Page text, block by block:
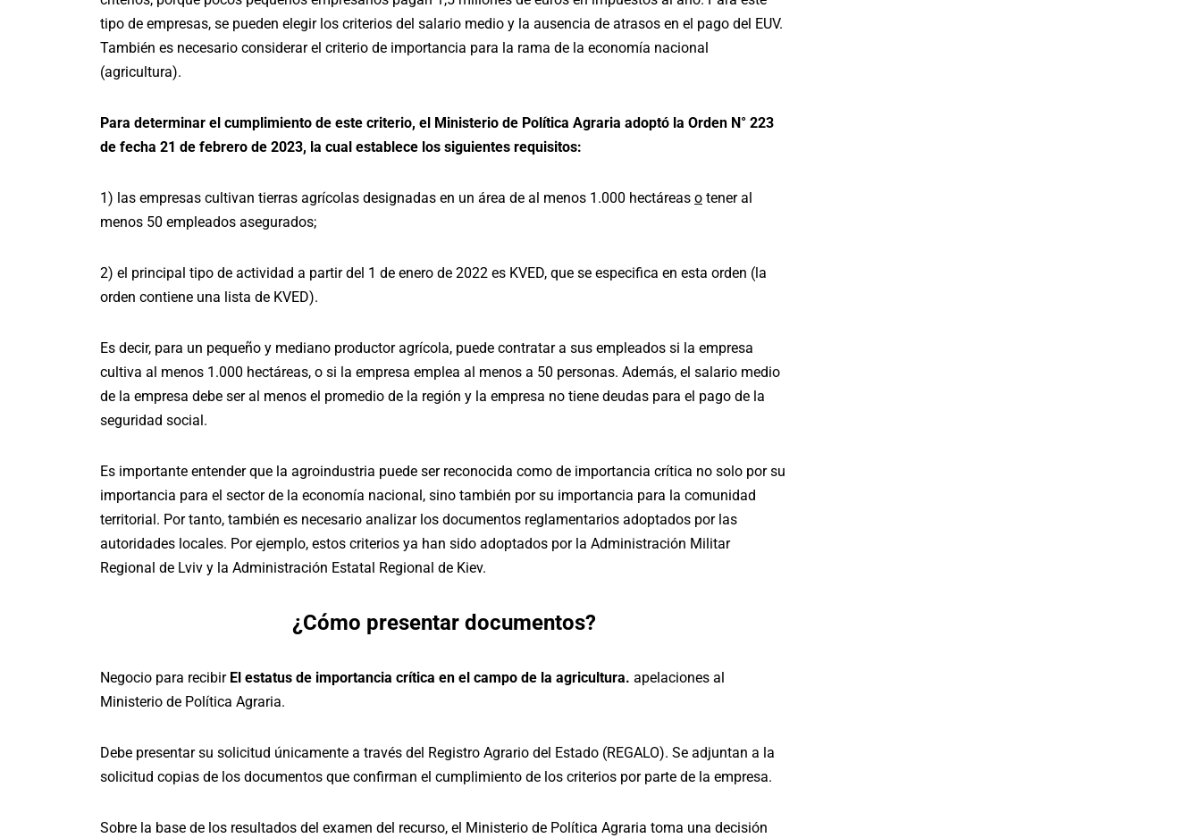
tipo de empresas, se pueden elegir los criterios del salario medio y la ausencia de atrasos en el pago del EUV.
También es necesario considerar el criterio de importancia para la rama de la economía nacional
(agricultura).
Para determinar el cumplimiento de este criterio, el Ministerio de Política Agraria adoptó la Orden N° 223
de fecha 21 de febrero de 2023, la cual establece los siguientes requisitos:
1) las empresas cultivan tierras agrícolas designadas en un área de al menos 1.000 hectáreas o tener al
menos 50 empleados asegurados;
2) el principal tipo de actividad a partir del 1 de enero de 2022 es KVED, que se especifica en esta orden (la
orden contiene una lista de KVED).
Es decir, para un pequeño y mediano productor agrícola, puede contratar a sus empleados si la empresa
cultiva al menos 1.000 hectáreas, o si la empresa emplea al menos a 50 personas. Además, el salario medio
de la empresa debe ser al menos el promedio de la región y la empresa no tiene deudas para el pago de la
seguridad social.
Es importante entender que la agroindustria puede ser reconocida como de importancia crítica no solo por su
importancia para el sector de la economía nacional, sino también por su importancia para la comunidad
territorial. Por tanto, también es necesario analizar los documentos reglamentarios adoptados por las
autoridades locales. Por ejemplo, estos criterios ya han sido adoptados por la Administración Militar
Regional de Lviv y la Administración Estatal Regional de Kiev.
¿Cómo presentar documentos?
Negocio para recibir El estatus de importancia crítica en el campo de la agricultura. apelaciones al
Ministerio de Política Agraria.
Debe presentar su solicitud únicamente a través del Registro Agrario del Estado (REGALO). Se adjuntan a la
solicitud copias de los documentos que confirman el cumplimiento de los criterios por parte de la empresa.
Sobre la base de los resultados del examen del recurso, el Ministerio de Política Agraria toma una decisión